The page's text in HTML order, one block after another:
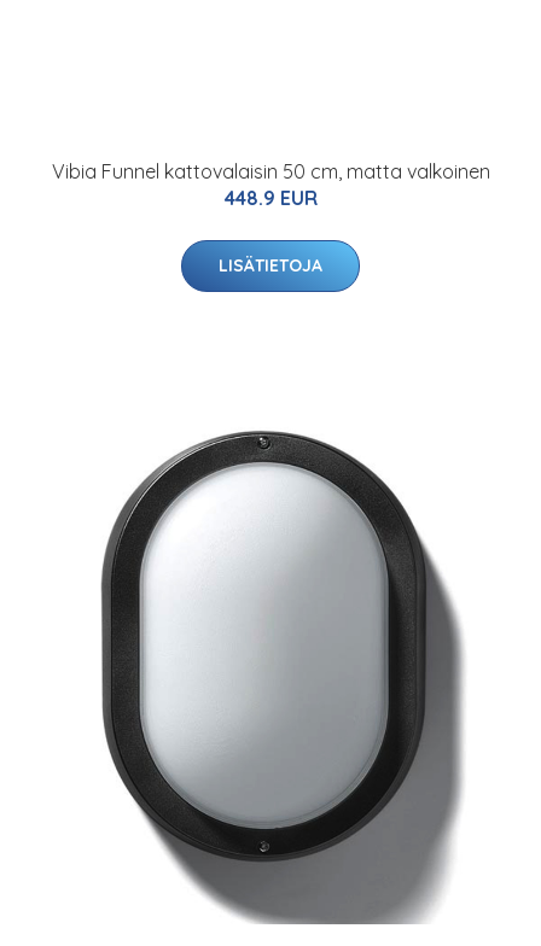
Vibia Funnel kattovalaisin 50 cm, matta valkoinen
448.9 EUR
LISÄTIETOJA